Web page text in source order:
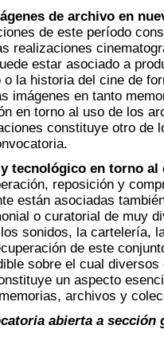
de archivo en
de este período
realizaciones
estar asociado a
o la historia del cine de
imágenes en tanto
en torno al uso de los
constituye otro de
tecnológico en torno al
reposición y
están asociadas
o curatorial de muy
sonidos, la cartelería,
de este
sobre el cual diversos
un aspecto
archivos y
abierta a sección